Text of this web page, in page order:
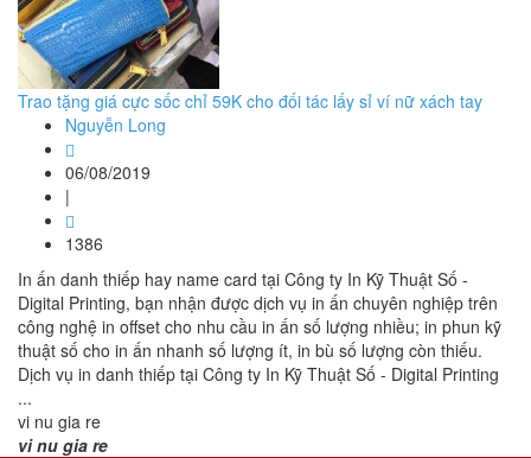
Trao tặng giá cực sốc chỉ 59K cho đối tác lấy sỉ ví nữ xách tay
Nguyễn Long
06/08/2019
|
1386
In ấn danh thiếp hay name card tại Công ty In Kỹ Thuật Số -
Digital Printing, bạn nhận được dịch vụ in ấn chuyên nghiệp trên
công nghệ in offset cho nhu cầu in ấn số lượng nhiều; in phun kỹ
thuật số cho in ấn nhanh số lượng ít, in bù số lượng còn thiếu.
Dịch vụ in danh thiếp tại Công ty In Kỹ Thuật Số - Digital Printing
...
vi nu gia re
vi nu gia re